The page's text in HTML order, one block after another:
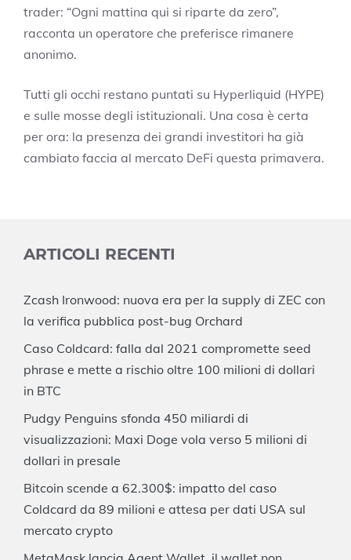
trader: “Ogni mattina qui si riparte da zero”,
racconta un operatore che preferisce rimanere
anonimo.
Tutti gli occhi restano puntati su Hyperliquid (HYPE)
e sulle mosse degli istituzionali. Una cosa è certa
per ora: la presenza dei grandi investitori ha già
cambiato faccia al mercato DeFi questa primavera.
ARTICOLI RECENTI
Zcash Ironwood: nuova era per la supply di ZEC con
la verifica pubblica post-bug Orchard
Caso Coldcard: falla dal 2021 compromette seed
phrase e mette a rischio oltre 100 milioni di dollari
in BTC
Pudgy Penguins sfonda 450 miliardi di
visualizzazioni: Maxi Doge vola verso 5 milioni di
dollari in presale
Bitcoin scende a 62.300$: impatto del caso
Coldcard da 89 milioni e attesa per dati USA sul
mercato crypto